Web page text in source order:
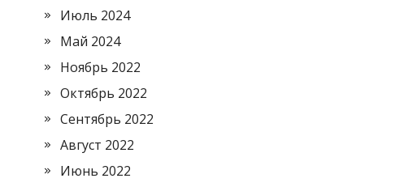
Июль 2024
Май 2024
Ноябрь 2022
Октябрь 2022
Сентябрь 2022
Август 2022
Июнь 2022